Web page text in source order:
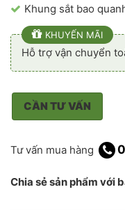
Khung sắt bao
KHUYẾN MÃI
Hỗ trợ vận chuyển
CẦN TƯ VẤN
Tư vấn mua hàng
Chia sẻ sản phẩm với